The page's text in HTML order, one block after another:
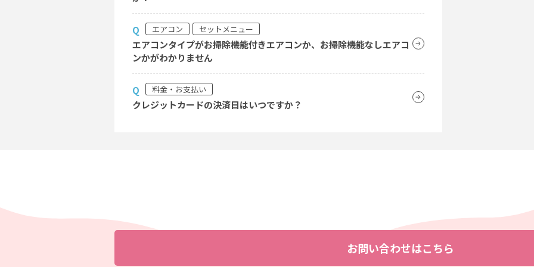
Q エアコン セットメニュー
エアコンタイプがお掃除機能付きエアコンか、お掃除機能なしエアコ
ンかがわかりません
Q 料金・お支払い
クレジットカードの決済日はいつですか？
お問い合わせはこちら